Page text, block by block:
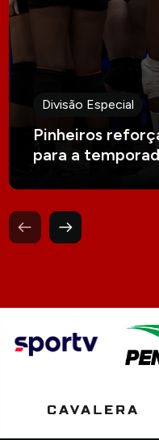
Divisão Especial
Pinheiros
para a